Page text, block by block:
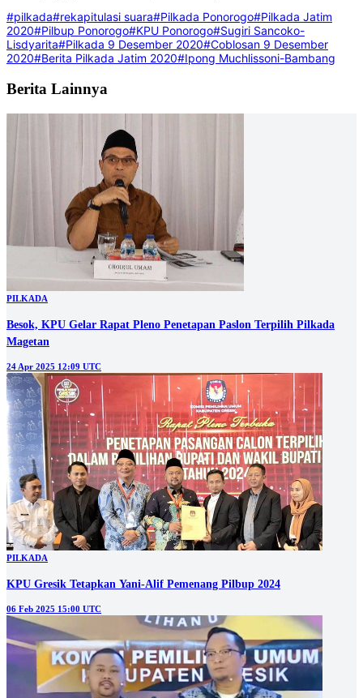
#pilkada#rekapitulasi suara#Pilkada Ponorogo#Pilkada Jatim
2020#Pilbup Ponorogo#KPU Ponorogo#Sugiri Sancoko-
Lisdyarita#Pilkada 9 Desember 2020#Coblosan 9 Desember
2020#Berita Pilkada Jatim 2020#Ipong Muchlissoni-Bambang
Berita Lainnya
PILKADA
Besok, KPU Gelar Rapat Pleno Penetapan Paslon Terpilih Pilkada
Magetan
24 Apr 2025 12:09 UTC
PILKADA
KPU Gresik Tetapkan Yani-Alif Pemenang Pilbup 2024
06 Feb 2025 15:00 UTC